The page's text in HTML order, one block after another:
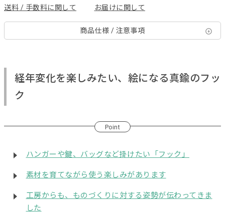
送料 / 手数料に関して お届けに関して
商品仕様 / 注意事項
経年変化を楽しみたい、絵になる真鍮のフッ
ク
Point
ハンガーや鍵、バッグなど掛けたい「フック」
素材を育てながら使う楽しみがあります
工房からも、ものづくりに対する姿勢が伝わってきま
した